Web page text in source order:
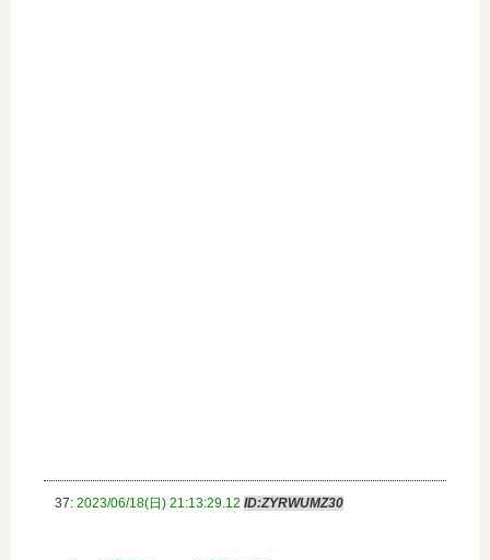
37: 2023/06/18(日) 21:13:29.12 ID:ZYRWUMZ30